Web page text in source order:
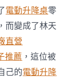
中
電動升降桌零
而變成了林天
直營
推薦 ，這位被
己的電動升降